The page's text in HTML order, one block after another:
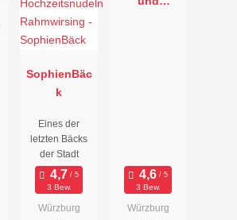
SophienBäc
k
Eines der
letzten Bäcks
der Stadt
3 Bew.
Würzburg
3 Bew.
Würzburg